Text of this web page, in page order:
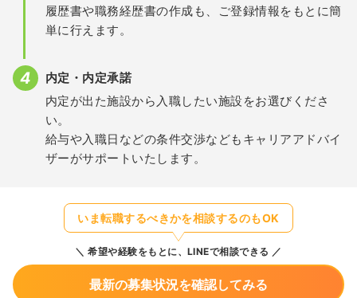
履歴書や職務経歴書の作成も、ご登録情報をもとに簡
単に行えます。
内定・内定承諾
内定が出た施設から入職したい施設をお選びくださ
い。
給与や入職日などの条件交渉などもキャリアアドバイ
ザーがサポートいたします。
いま転職するべきかを相談するのもOK
希望や経験をもとに、LINEで相談できる
最新の募集状況を確認してみる